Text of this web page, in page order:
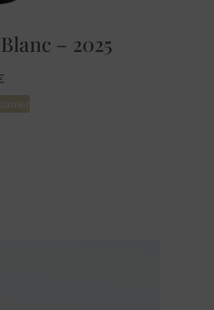
– 2025